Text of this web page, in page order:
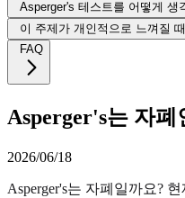
Asperger's 테스트를 어떻게 생
이 주제가 개인적으로 느껴질
FAQ
Asperger's는 자
2026/06/18
Asperger's는 자폐일까요?